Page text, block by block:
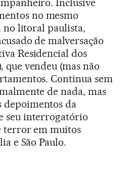
Inclusive
no mesmo
no litoral paulista,
de malversação
Residencial dos
que vendeu (mas não
Continua sem
de nada, mas
depoimentos da
seu interrogatório
terror em muitos
e São Paulo.